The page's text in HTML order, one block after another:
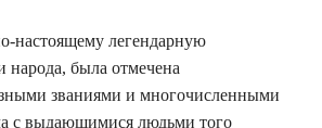
настоящему легендарную
народа, была отмечена
званиями и многочисленными
с выдающимися людьми того